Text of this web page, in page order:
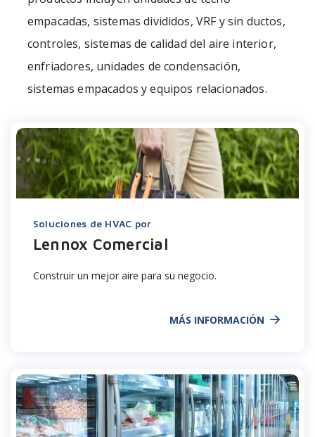
empacadas, sistemas divididos, VRF y sin ductos,
controles, sistemas de calidad del aire interior,
enfriadores, unidades de condensación,
sistemas empacados y equipos relacionados.
Soluciones de HVAC por
Lennox Comercial
Construir un mejor aire para su negocio.
MÁS INFORMACIÓN